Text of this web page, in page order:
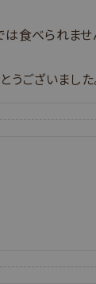
食べられませ
うございました